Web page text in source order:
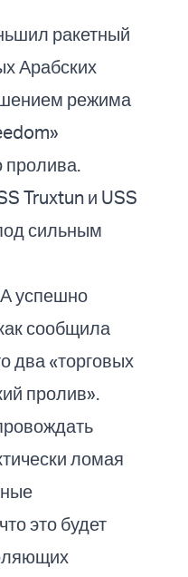
ракетный
Арабских
режима
пролива.
Truxtun и USS
сильным
успешно
сообщила
два «торговых
пролив».
ломая
это будет